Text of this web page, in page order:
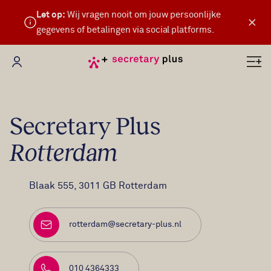
×
Let op: Wij vragen nooit om jouw persoonlijke
gegevens of betalingen via social platforms.
Mijn Secretary Plus
Secretary Plus
Rotterdam
Bezoekadres
Blaak 555, 3011 GB Rotterdam
E-mailadres
rotterdam@secretary-plus.nl
010 4364333